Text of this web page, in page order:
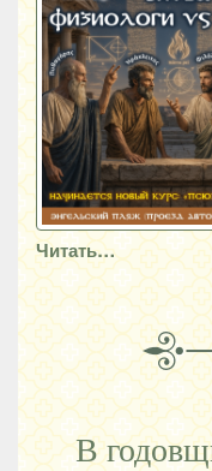
Читать…
В